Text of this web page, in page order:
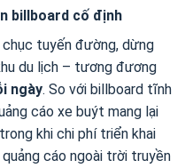
billboard cố định
tuyến đường, dừng
du lịch – tương đương
ngày. So với billboard tĩnh
cáo xe buýt mang lại
khi chi phí triển khai
cáo ngoài trời truyền